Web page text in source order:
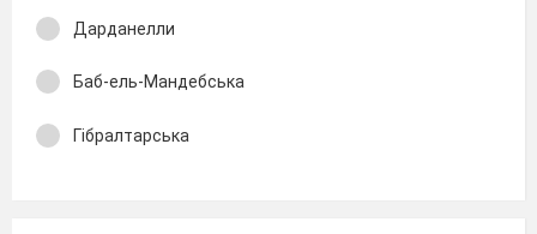
Дарданелли
Баб-ель-Мандебська
Гібралтарська